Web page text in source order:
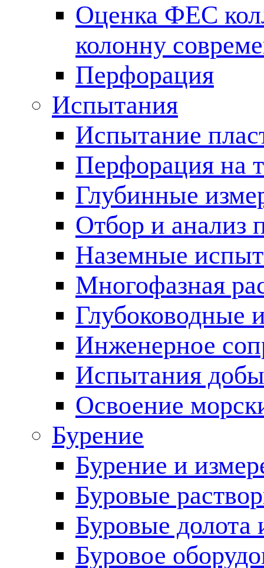
Оценка ФЕС
колонну
Перфорация
Испытания
Испытание
Перфорация на
Глубинные
Отбор и анализ
Наземные
Многофазная
Глубоководные
Инженерное
Испытания
Освоение
Бурение
Бурение и
Буровые
Буровые долота
Буровое